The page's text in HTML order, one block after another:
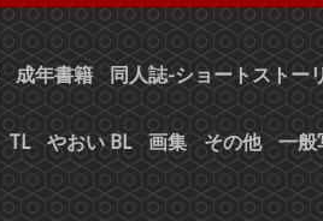
成年書籍 同人誌-ショートストー
TL やおい BL 画集 その他 一般